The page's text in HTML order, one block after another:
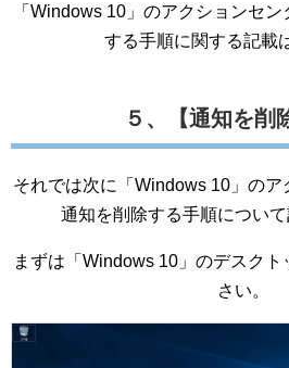
「Windows 10」のアクションセ
する手順に関する記載
５、【通知を削
それでは次に「Windows 10」のア
通知を削除する手順について
まずは「Windows 10」のデスク
さい。